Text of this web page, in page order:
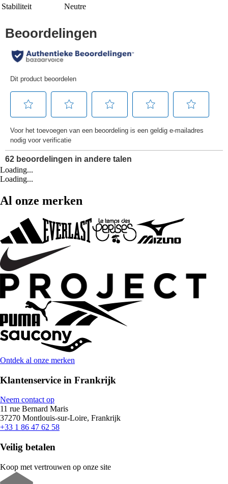
Stabiliteit
Neutre
Loading...
Loading...
Al onze merken
Ontdek al onze merken
Klantenservice in Frankrijk
Neem contact op
11 rue Bernard Maris
37270 Montlouis-sur-Loire, Frankrijk
+33 1 86 47 62 58
Veilig betalen
Koop met vertrouwen op onze site